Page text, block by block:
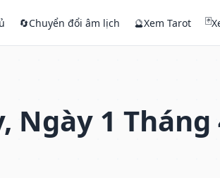
🔄Chuyển đổi âm lịch 🔮Xem Tarot 🃏
Ngày 1 Tháng